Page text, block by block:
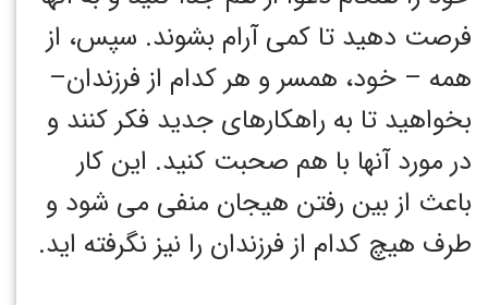
فرصت دهید تا کمی آرام بشوند. سپس، از
همه – خود، همسر و هر کدام از فرزندان–
بخواهید تا به راهکارهای جدید فکر کنند و
در مورد آنها با هم صحبت کنید. این کار
باعث از بین رفتن هیجان منفی می شود و
طرف هیچ کدام از فرزندان را نیز نگرفته اید.